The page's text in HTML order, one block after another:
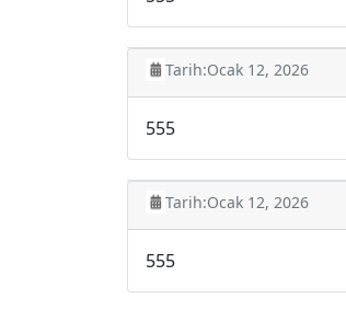
Tarih:Ocak 12, 2026
555
Tarih:Ocak 12, 2026
555